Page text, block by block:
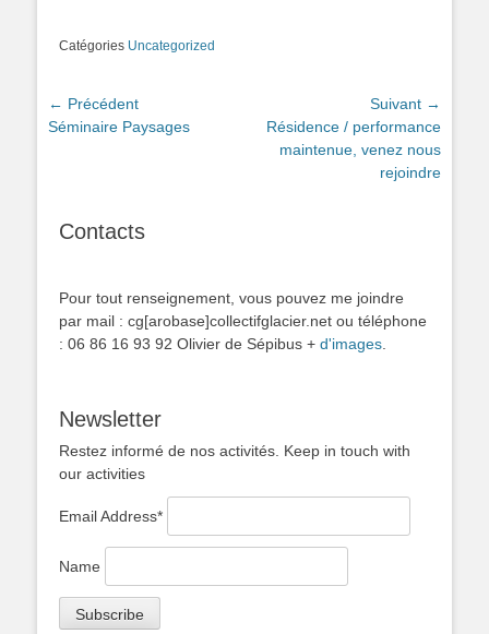
Catégories Uncategorized
Navigation
de
← Précédent
Article
Séminaire Paysages
Suivant →
Article
suivant :
Résidence / performance
maintenue, venez nous
rejoindre
Contacts
Pour tout renseignement, vous pouvez me joindre
par mail : cg[arobase]collectifglacier.net ou téléphone
: 06 86 16 93 92 Olivier de Sépibus + d'images
Newsletter
Restez informé de nos activités. Keep in touch with
our activities
Email Address*
Name